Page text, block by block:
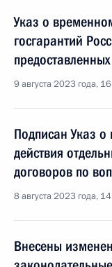
Указ о
госгарантий
9 августа 2023 года,
Подписан Указ о
действия
договоров по
8 августа 2023 года,
Внесены